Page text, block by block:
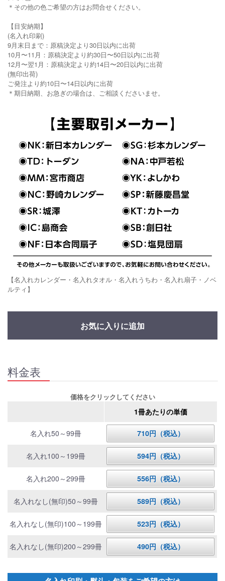
＊その他の色ご希望の方はお問合せください。
【目安納期】
(名入れ印刷)
9月末日まで：原稿決定より30日以内に出荷
10月〜11月：原稿決定より約30日〜50日以内に出荷
12月〜翌1月：原稿決定より約14日〜20日以内に出荷
(無印出荷)
ご発注より約10日〜14日以内に出荷
＊期日納期、お急ぎの場合は、ご相談くださいませ。
【名入れカレンダー・名入れタオル・名入れうちわ・名入れ扇子・ノベ
ルティ】
お気に入りに追加
料金表
価格をクリックしてください
1冊あたりの単価
名入れ50～99冊 710円（税込）
名入れ100～199冊 594円（税込）
名入れ200～299冊 556円（税込）
名入れなし(無印)50～99冊 589円（税込）
名入れなし(無印)100～199冊 523円（税込）
名入れなし(無印)200～299冊 490円（税込）